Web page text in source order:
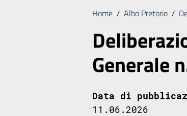
Home / Albo Pretorio /
Generale
Data di
11.06.2026